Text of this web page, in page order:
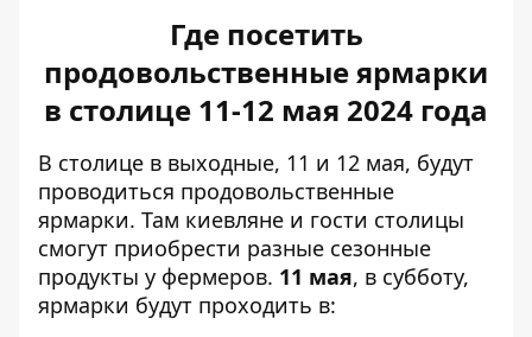
Где посетить
продовольственные ярмарки
в столице 11-12 мая 2024 года
В столице в выходные, 11 и 12 мая, будут
проводиться продовольственные
ярмарки. Там киевляне и гости столицы
смогут приобрести разные сезонные
продукты у фермеров. 11 мая, в субботу,
ярмарки будут проходить в: